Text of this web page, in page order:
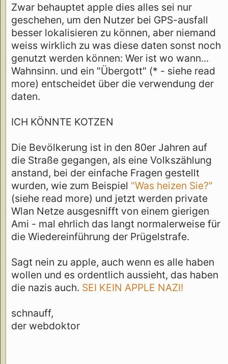
Zwar behauptet apple dies alles sei nur
geschehen, um den Nutzer bei GPS-ausfall
besser lokalisieren zu können, aber niemand
weiss wirklich zu was diese daten sonst noch
genutzt werden können: Wer ist wo wann...
Wahnsinn. und ein "Übergott" (* - siehe read
more) entscheidet über die verwendung der
daten.
ICH KÖNNTE KOTZEN
Die Bevölkerung ist in den 80er Jahren auf
die Straße gegangen, als eine Volkszählung
anstand, bei der einfache Fragen gestellt
wurden, wie zum Beispiel "Was heizen Sie?"
(siehe read more) und jetzt werden private
Wlan Netze ausgesnifft von einem gierigen
Ami - mal ehrlich das langt normalerweise für
die Wiedereinführung der Prügelstrafe.
Sagt nein zu apple, auch wenn es alle haben
wollen und es ordentlich aussieht, das haben
die nazis auch. SEI KEIN APPLE NAZI!
schnauff,
der webdoktor